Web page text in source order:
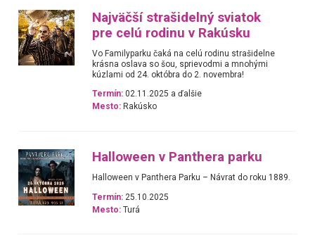
Najväčší strašidelný sviatok
pre celú rodinu v Rakúsku
Vo Familyparku čaká na celú rodinu strašidelne
krásna oslava so šou, sprievodmi a mnohými
kúzlami od 24. októbra do 2. novembra!
Termín: 02.11.2025 a ďalšie
Mesto: Rakúsko
Halloween v Panthera parku
Halloween v Panthera Parku – Návrat do roku 1889.
Termín: 25.10.2025
Mesto: Turá